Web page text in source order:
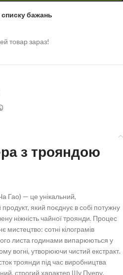
бажань
товар зараз!
з трояндою
Гао) — це унікальний,
який поєднує в собі потужну
ніжність чайної троянди. Процес
сотні кілограмів
листа годинами випарюються у
вогні, утворюючи чистий екстракт.
троянди під час виробництва
строгий характер Шу Пуеру,